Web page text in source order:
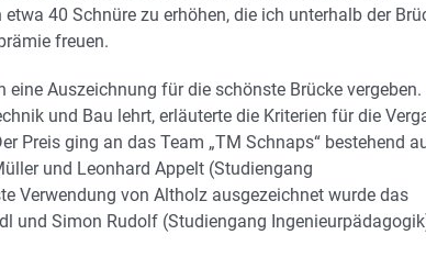
40 Schnüre zu erhöhen, die ich unterhalb der
freuen.
Auszeichnung für die schönste Brücke vergeben.
und Bau lehrt, erläuterte die Kriterien für die
Preis ging an das Team „TM Schnaps“ bestehend
und Leonhard Appelt (Studiengang
Verwendung von Altholz ausgezeichnet wurde das
und Simon Rudolf (Studiengang